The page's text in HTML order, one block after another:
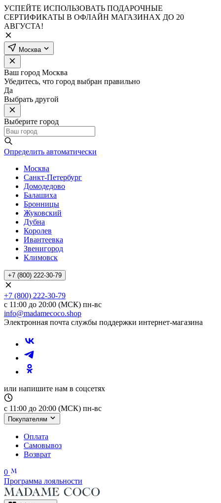
УСПЕЙТЕ ИСПОЛЬЗОВАТЬ ПОДАРОЧНЫЕ
СЕРТИФИКАТЫ В ОФЛАЙН МАГАЗИНАХ ДО 20
АВГУСТА!
Москва
Ваш город Москва
Убедитесь, что город выбран правильно
Да
Выбрать другой
Выберите город
Определить автоматически
Москва
Санкт-Петербург
Домодедово
Балашиха
Бронницы
Жуковский
Дубна
Королев
Ивантеевка
Звенигород
Климовск
+7 (800) 222-30-79
+7 (800) 222-30-79
с 11:00 до 20:00 (МСК) пн-вс
info@madamecoco.shop
Электронная почта службы поддержки интернет-магазина
или напишите нам в соцсетях
с 11:00 до 20:00 (МСК) пн-вс
Покупателям
Оплата
Самовывоз
Возврат
0
Программа лояльности